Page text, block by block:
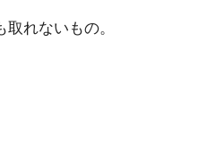
れないもの。